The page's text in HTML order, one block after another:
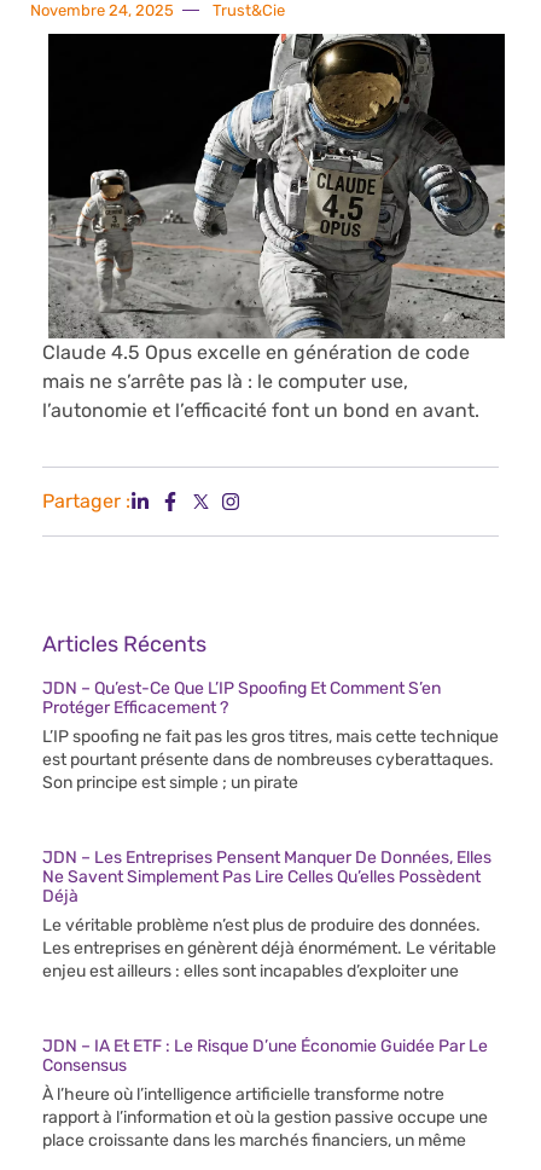
Novembre 24, 2025 Trust&Cie
Claude 4.5 Opus excelle en génération de code
mais ne s’arrête pas là : le computer use,
l’autonomie et l’efficacité font un bond en avant.
Partager :
Articles Récents
JDN – Qu’est-Ce Que L’IP Spoofing Et Comment S’en
Protéger Efficacement ?
L’IP spoofing ne fait pas les gros titres, mais cette technique
est pourtant présente dans de nombreuses cyberattaques.
Son principe est simple ; un pirate
JDN – Les Entreprises Pensent Manquer De Données, Elles
Ne Savent Simplement Pas Lire Celles Qu’elles Possèdent
Déjà
Le véritable problème n’est plus de produire des données.
Les entreprises en génèrent déjà énormément. Le véritable
enjeu est ailleurs : elles sont incapables d’exploiter une
JDN – IA Et ETF : Le Risque D’une Économie Guidée Par Le
Consensus
À l’heure où l’intelligence artificielle transforme notre
rapport à l’information et où la gestion passive occupe une
place croissante dans les marchés financiers, un même